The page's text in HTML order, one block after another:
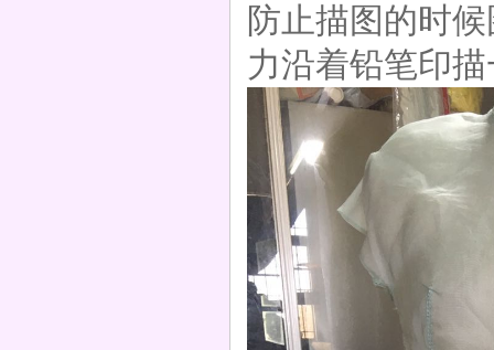
防止描图的时
力沿着铅笔印